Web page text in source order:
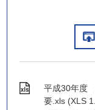
平成30年度
要.xls (XLS